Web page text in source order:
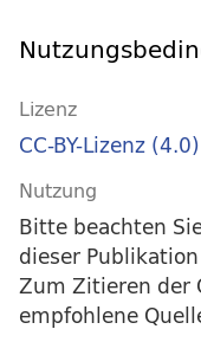
Lizenz
CC-BY-Lizenz (4.0)
Nutzung
Bitte beachten
dieser
Zum Zitieren der
empfohlene